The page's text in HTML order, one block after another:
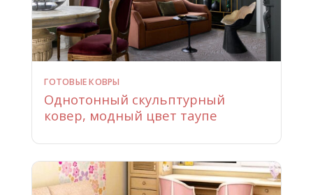
ГОТОВЫЕ КОВРЫ
Однотонный скульптурный
ковер, модный цвет таупе